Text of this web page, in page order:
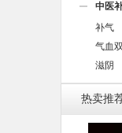
中医
补气
气血
滋阴
热卖推